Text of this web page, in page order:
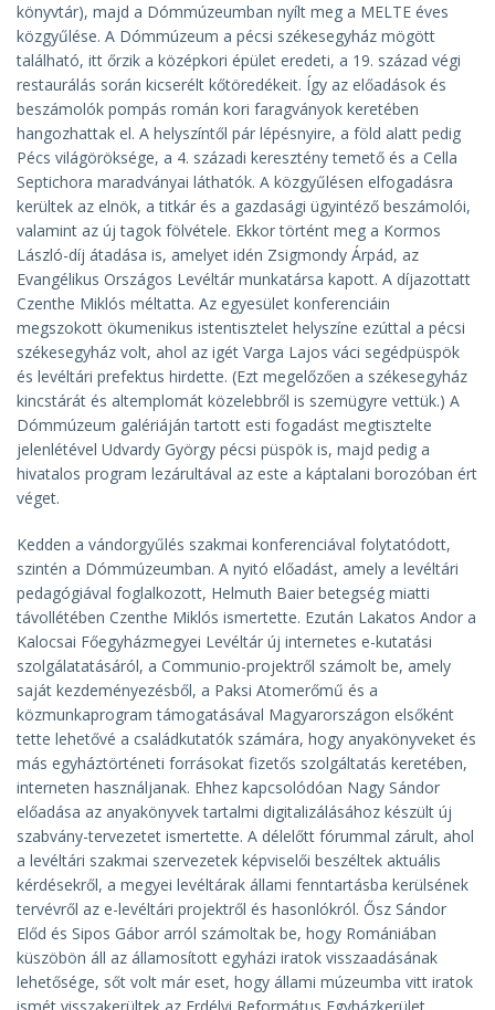
könyvtár), majd a Dómmúzeumban nyílt meg a MELTE éves
közgyűlése. A Dómmúzeum a pécsi székesegyház mögött
található, itt őrzik a középkori épület eredeti, a 19. század végi
restaurálás során kicserélt kőtöredékeit. Így az előadások és
beszámolók pompás román kori faragványok keretében
hangozhattak el. A helyszíntől pár lépésnyire, a föld alatt pedig
Pécs világöröksége, a 4. századi keresztény temető és a Cella
Septichora maradványai láthatók. A közgyűlésen elfogadásra
kerültek az elnök, a titkár és a gazdasági ügyintéző beszámolói,
valamint az új tagok fölvétele. Ekkor történt meg a Kormos
László-díj átadása is, amelyet idén Zsigmondy Árpád, az
Evangélikus Országos Levéltár munkatársa kapott. A díjazottatt
Czenthe Miklós méltatta. Az egyesület konferenciáin
megszokott ökumenikus istentisztelet helyszíne ezúttal a pécsi
székesegyház volt, ahol az igét Varga Lajos váci segédpüspök
és levéltári prefektus hirdette. (Ezt megelőzően a székesegyház
kincstárát és altemplomát közelebbről is szemügyre vettük.) A
Dómmúzeum galériáján tartott esti fogadást megtisztelte
jelenlétével Udvardy György pécsi püspök is, majd pedig a
hivatalos program lezárultával az este a káptalani borozóban ért
véget.
Kedden a vándorgyűlés szakmai konferenciával folytatódott,
szintén a Dómmúzeumban. A nyitó előadást, amely a levéltári
pedagógiával foglalkozott, Helmuth Baier betegség miatti
távollétében Czenthe Miklós ismertette. Ezután Lakatos Andor a
Kalocsai Főegyházmegyei Levéltár új internetes e-kutatási
szolgálatatásáról, a Communio-projektről számolt be, amely
saját kezdeményezésből, a Paksi Atomerőmű és a
közmunkaprogram támogatásával Magyarországon elsőként
tette lehetővé a családkutatók számára, hogy anyakönyveket és
más egyháztörténeti forrásokat fizetős szolgáltatás keretében,
interneten használjanak. Ehhez kapcsolódóan Nagy Sándor
előadása az anyakönyvek tartalmi digitalizálásához készült új
szabvány-tervezetet ismertette. A délelőtt fórummal zárult, ahol
a levéltári szakmai szervezetek képviselői beszéltek aktuális
kérdésekről, a megyei levéltárak állami fenntartásba kerülsének
tervévről az e-levéltári projektről és hasonlókról. Ősz Sándor
Előd és Sipos Gábor arról számoltak be, hogy Romániában
küszöbön áll az államosított egyházi iratok visszaadásának
lehetősége, sőt volt már eset, hogy állami múzeumba vitt iratok